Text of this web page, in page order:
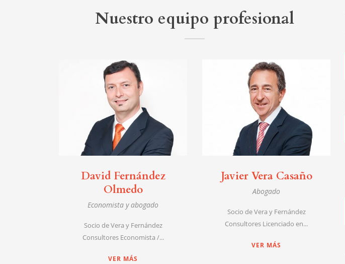
Nuestro equipo profesional
David Fernández
Olmedo
Economista y abogado
Socio de Vera y Fernández
Consultores Economista /...
VER MÁS
Javier Vera Casaño
Abogado
Socio de Vera y Fernández
Consultores Licenciado en...
VER MÁS